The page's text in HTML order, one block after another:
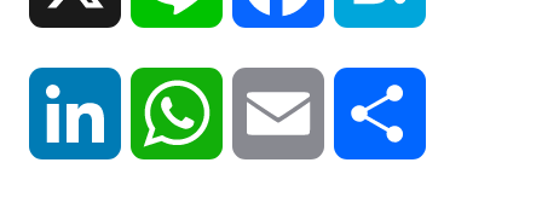
LinkedIn WhatsApp Email